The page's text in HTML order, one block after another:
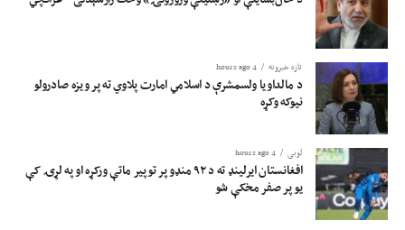
تازه خبرونه 4 hours ago
د مالداویا ولسمشرې د اسلامي امارت پلاوي ته پر ویزه صادرولو
نیوکه وکړه
لوبی 4 hours ago
افغانستان ایرلینډ ته د ۹۲ منډو پر توپیر ماتې ورکړه او په لړۍ کې
یو پر صفر مخکې شو